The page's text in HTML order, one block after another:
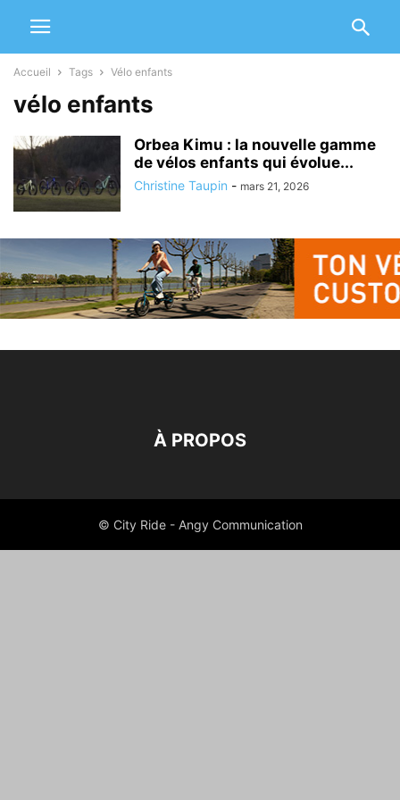
Accueil Tags Vélo enfants
vélo enfants
Orbea Kimu : la nouvelle gamme
de vélos enfants qui évolue...
Christine Taupin - mars 21, 2026
À PROPOS
© City Ride - Angy Communication